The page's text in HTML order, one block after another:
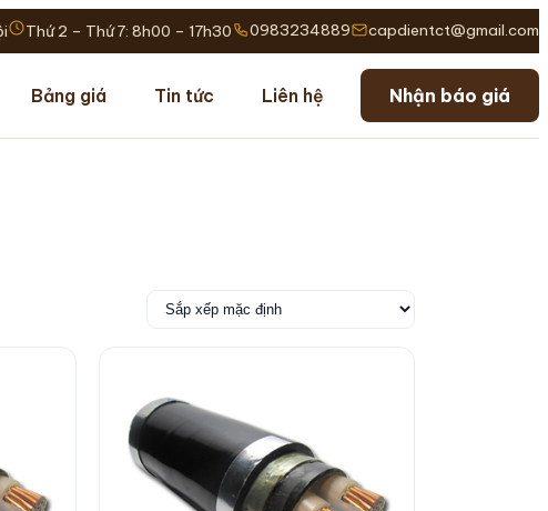
Thứ 2 – Thứ 7: 8h00 – 17h30 0983234889 capdientct@gmail.com
Bảng giá Tin tức Liên hệ Nhận báo giá